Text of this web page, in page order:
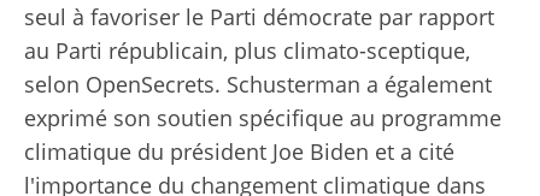
seul à favoriser le Parti démocrate par rapport
au Parti républicain, plus climato-sceptique,
selon OpenSecrets. Schusterman a également
exprimé son soutien spécifique au programme
climatique du président Joe Biden et a cité
l'importance du changement climatique dans